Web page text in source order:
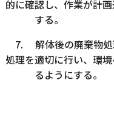
的に確認し、作業が計
する。
7. 解体後の廃棄物処
処理を適切に行い、環
るようにする。